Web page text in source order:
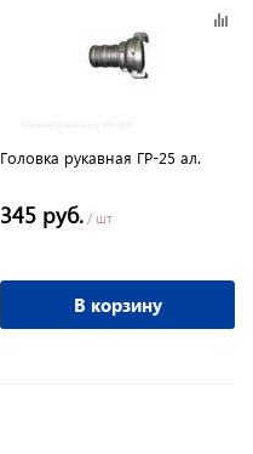
Головка рукавная ГР-25 ал.
345 руб. / шт
В корзину